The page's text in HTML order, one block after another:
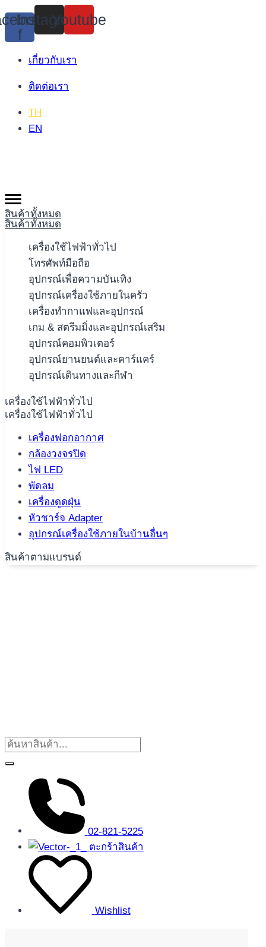
Skip
to
content
f
Instagram
Youtube
เกี่ยวกับเรา
ติดต่อเรา
TH
EN
สินค้าทั้งหมด
สินค้าทั้งหมด
เครื่องใช้ไฟฟ้าทั่วไป
โทรศัพท์มือถือ
อุปกรณ์เพื่อความบันเทิง
อุปกรณ์เครื่องใช้ภายในครัว
เครื่องทำกาแฟและอุปกรณ์
เกม & สตรีมมิ่งและอุปกรณ์เสริม
อุปกรณ์คอมพิวเตอร์
อุปกรณ์ยานยนต์และคาร์แคร์
อุปกรณ์เดินทางและกีฬา
เครื่องใช้ไฟฟ้าทั่วไป
เครื่องใช้ไฟฟ้าทั่วไป
เครื่องฟอกอากาศ
กล้องวงจรปิด
ไฟ LED
พัดลม
เครื่องดูดฝุ่น
หัวชาร์จ Adapter
อุปกรณ์เครื่องใช้ภายในบ้านอื่นๆ
สินค้าตามแบรนด์
02-821-5225
ตะกร้าสินค้า
Wishlist